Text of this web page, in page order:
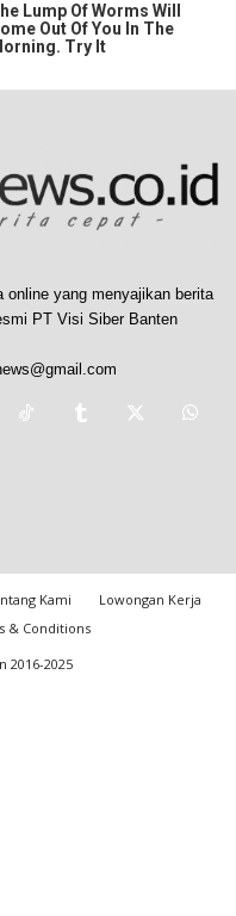
Lump Of Worms Will
Out Of You In The
Try It
online yang menyajikan berita
PT Visi Siber Banten
Kami
Lowongan Kerja
& Conditions
2016-2025